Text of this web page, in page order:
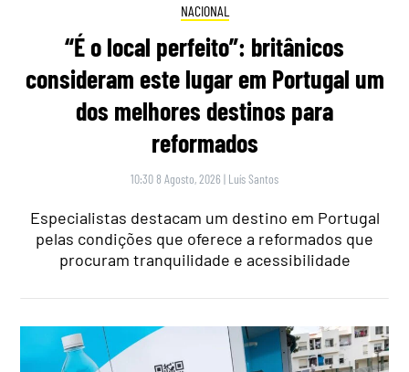
NACIONAL
“É o local perfeito”: britânicos
consideram este lugar em Portugal um
dos melhores destinos para
reformados
10:30 8 Agosto, 2026 | Luís Santos
Especialistas destacam um destino em Portugal
pelas condições que oferece a reformados que
procuram tranquilidade e acessibilidade